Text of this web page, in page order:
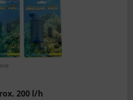
200 l/h